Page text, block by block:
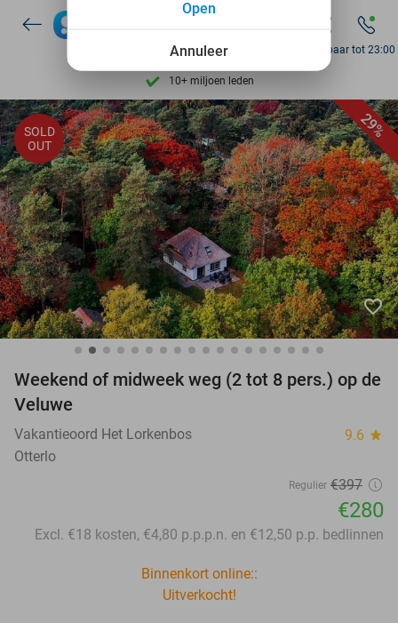
Ontdek 15.000+ deals
7 dagen per week beschikbaar
10+ miljoen leden
9,4 op basis van206.453 reviews
Ontdek 15.000+ deals
7 dagen per week beschikbaar
10+ miljoen leden
Bereikbaar tot 23:00
29%
SOLD
OUT
favorite_border
Weekend of midweek weg (2 tot 8 pers.) op de
Veluwe
Vakantieoord Het Lorkenbos 9.6 star
Otterlo
Regulier €397
€280
Excl. €18 kosten, €4,80 p.p.p.n. en €12,50 p.p. bedlinnen
Binnenkort online::
Uitverkocht!
Annuleer
Open